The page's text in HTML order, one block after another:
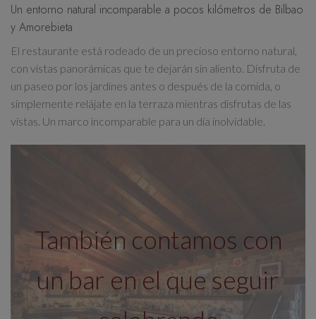
Un entorno natural incomparable a pocos kilómetros de Bilbao
y Amorebieta
El restaurante está rodeado de un precioso entorno natural
con vistas panorámicas que te dejarán sin aliento. Disfruta de
un paseo por los jardines antes o después de la comida, o
simplemente relájate en la terraza mientras disfrutas de las
vistas. Un marco incomparable para un día inolvidable.
También contamos con
un bar en el que seguir